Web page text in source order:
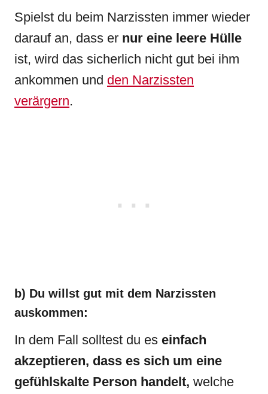
Spielst du beim Narzissten immer wieder
darauf an, dass er nur eine leere Hülle
ist, wird das sicherlich nicht gut bei ihm
ankommen und den Narzissten
verärgern.
b) Du willst gut mit dem Narzissten
auskommen:
In dem Fall solltest du es einfach
akzeptieren, dass es sich um eine
gefühlskalte Person handelt, welche